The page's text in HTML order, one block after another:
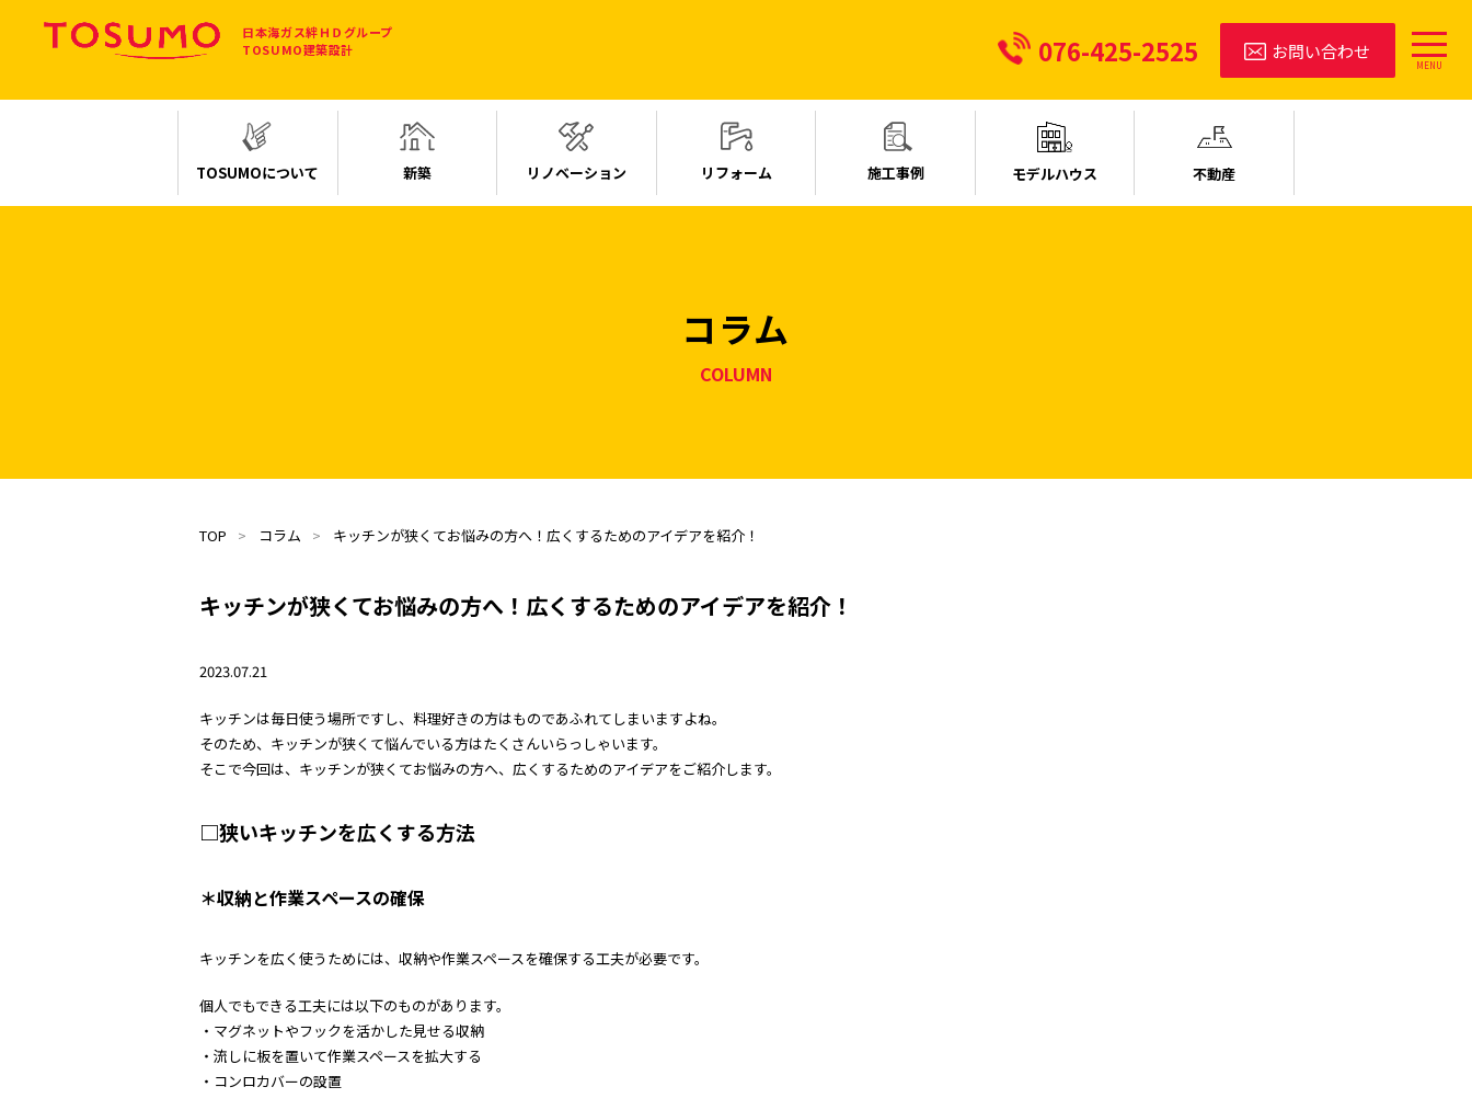
日本海ガス絆ＨＤグループ
TOSUMO建築設計
076-425-2525 お問い合わせ
TOSUMOについて 新築 リノベーション リフォーム 施工事例 モデルハウス 不動産
コラム
COLUMN
TOP コラム キッチンが狭くてお悩みの方へ！広くするためのアイデアを紹介！
キッチンが狭くてお悩みの方へ！広くするためのアイデアを紹介！
2023.07.21
キッチンは毎日使う場所ですし、料理好きの方はものであふれてしまいますよね。
そのため、キッチンが狭くて悩んでいる方はたくさんいらっしゃいます。
そこで今回は、キッチンが狭くてお悩みの方へ、広くするためのアイデアをご紹介します。
□狭いキッチンを広くする方法
＊収納と作業スペースの確保
キッチンを広く使うためには、収納や作業スペースを確保する工夫が必要です。
個人でもできる工夫には以下のものがあります。
・マグネットやフックを活かした見せる収納
・流しに板を置いて作業スペースを拡大する
・コンロカバーの設置
MENU